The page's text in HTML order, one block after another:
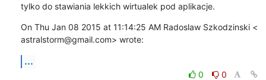
tylko do stawiania lekkich wirtualek pod aplikacje.
On Thu Jan 08 2015 at 11:14:25 AM Radoslaw Szkodzinski <
astralstorm@gmail.com> wrote:
...
0
0